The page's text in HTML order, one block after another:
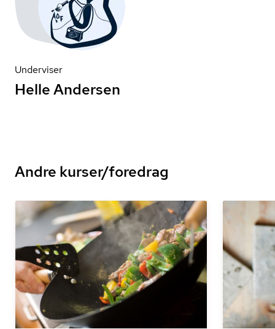
Underviser
Helle Andersen
Andre kurser/foredrag